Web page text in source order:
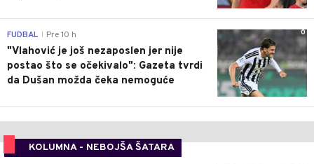
0
FUDBAL Pre 10 h
"Vlahović je još nezaposlen jer nije
postao što se očekivalo": Gazeta tvrdi
da Dušan možda čeka nemoguće
KOLUMNA - NEBOJŠA ŠATARA